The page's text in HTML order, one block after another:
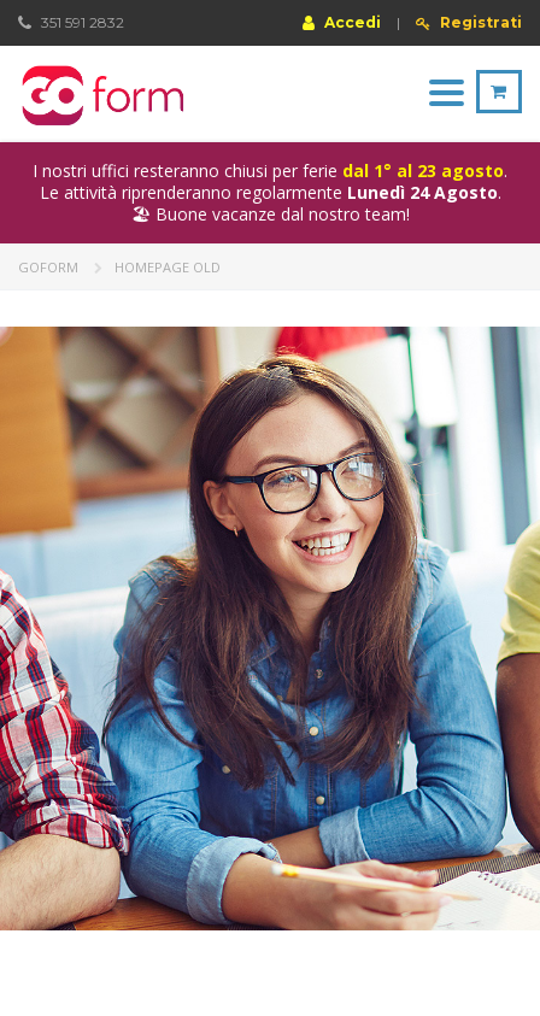
Accedi | Registrati
351 591 2832
Toggle
navigation
I nostri uffici resteranno chiusi per ferie dal 1° al 23 agosto.
Le attività riprenderanno regolarmente Lunedì 24 Agosto.
🏖️ Buone vacanze dal nostro team!
GOFORM HOMEPAGE OLD